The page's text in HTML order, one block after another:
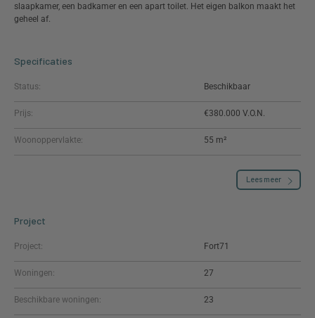
slaapkamer, een badkamer en een apart toilet. Het eigen balkon maakt het
geheel af.
Specificaties
Status: Beschikbaar
Prijs: €380.000
Woonoppervlakte: 55 m²
Lees meer
Project
Project: Fort71
Woningen: 27
Beschikbare woningen: 23